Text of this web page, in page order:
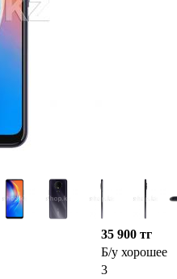
35 900 тг
Б/у хорошее
3